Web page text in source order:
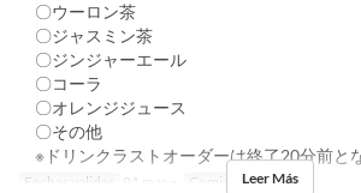
〇ウーロン茶
〇ジャスミン茶
〇ジンジャーエール
〇コーラ
〇オレンジジュース
〇その他
※ドリンクラストオーダーは終了20分前と
Fechas validas 01 mar ~ Comidas Cena
Leer Más